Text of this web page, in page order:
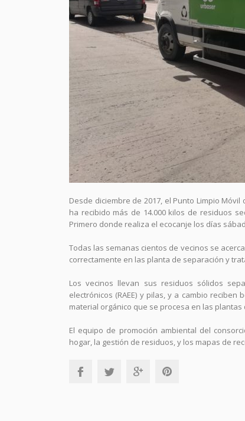
Desde diciembre de 2017, el Punto Limpio
ha recibido más de 14.000 kilos de residuos
Primero donde realiza el ecocanje los días
Todas las semanas cientos de vecinos se
correctamente en las planta de separación y
Los vecinos llevan sus residuos sólidos
electrónicos (RAEE) y pilas, y a cambio
material orgánico que se procesa en las
El equipo de promoción ambiental del
hogar, la gestión de residuos, y los mapas de